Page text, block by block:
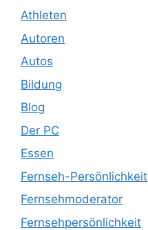
Athleten
Autoren
Autos
Bildung
Blog
Der PC
Essen
Fernseh-Persönlichkeit
Fernsehmoderator
Fernsehpersönlichkeit